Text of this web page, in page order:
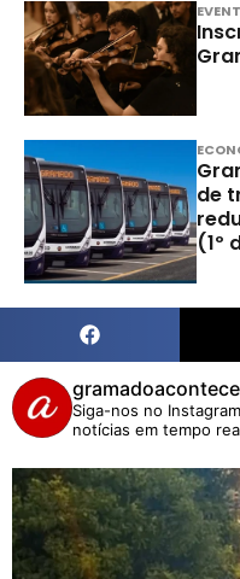
de
(1º
gramadoacontece
Siga-nos no
notícias em tempo